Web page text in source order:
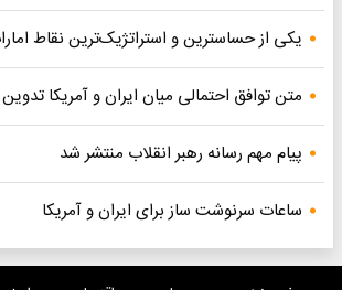
یکی از حساسترین و استراتژیک‌ترین نقاط
متن توافق احتمالی میان ایران و آمریکا
پیام مهم رسانه رهبر انقلاب منتشر شد
ساعات سرنوشت ساز برای ایران و آمریکا